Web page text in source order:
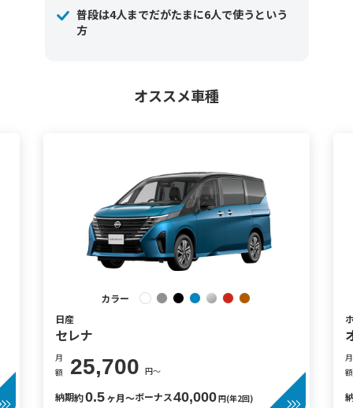
普段は4人までだがたまに6人で使うという
方
オススメ車種
カラー
日産
セレナ
月
額
25,700 円〜
納期約0.5ヶ月〜ボーナス40,000円(年2回)
月
額